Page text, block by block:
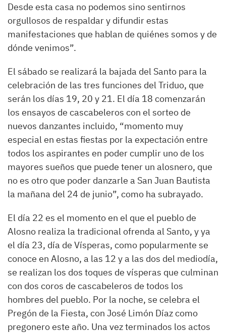
Desde esta casa no podemos sino sentirnos
orgullosos de respaldar y difundir estas
manifestaciones que hablan de quiénes somos y de
dónde venimos”.
El sábado se realizará la bajada del Santo para la
celebración de las tres funciones del Triduo, que
serán los días 19, 20 y 21. El día 18 comenzarán
los ensayos de cascabeleros con el sorteo de
nuevos danzantes incluido, “momento muy
especial en estas fiestas por la expectación entre
todos los aspirantes en poder cumplir uno de los
mayores sueños que puede tener un alosnero, que
no es otro que poder danzarle a San Juan Bautista
la mañana del 24 de junio”, como ha subrayado.
El día 22 es el momento en el que el pueblo de
Alosno realiza la tradicional ofrenda al Santo, y ya
el día 23, día de Vísperas, como popularmente se
conoce en Alosno, a las 12 y a las dos del mediodía,
se realizan los dos toques de vísperas que culminan
con dos coros de cascabeleros de todos los
hombres del pueblo. Por la noche, se celebra el
Pregón de la Fiesta, con José Limón Díaz como
pregonero este año. Una vez terminados los actos